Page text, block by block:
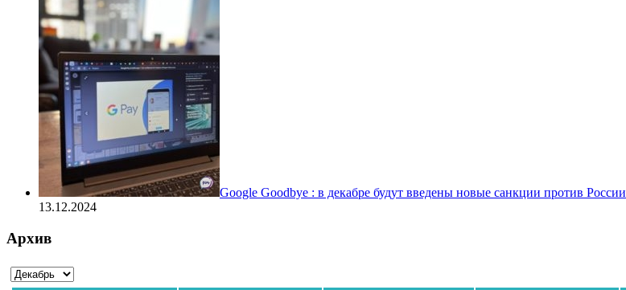
Google Goodbye : в декабре будут введены новые санкции против России
13.12.2024
Архив